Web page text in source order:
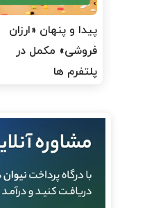
پیدا و پنهان «ارزان
فروشی» مکمل در
پلتفرم ها